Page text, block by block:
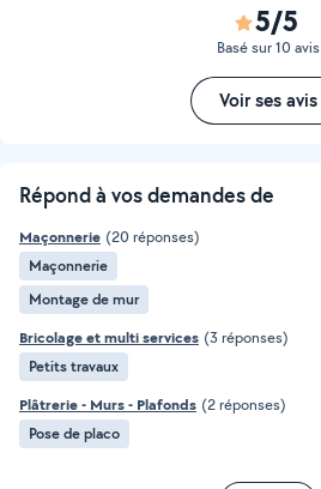
5/5
Basé sur 10 avis
Voir ses avis
Répond à vos demandes de
Maçonnerie (20 réponses)
Maçonnerie
Montage de mur
Bricolage et multi services (3 réponses)
Petits travaux
Plâtrerie - Murs - Plafonds (2 réponses)
Pose de placo